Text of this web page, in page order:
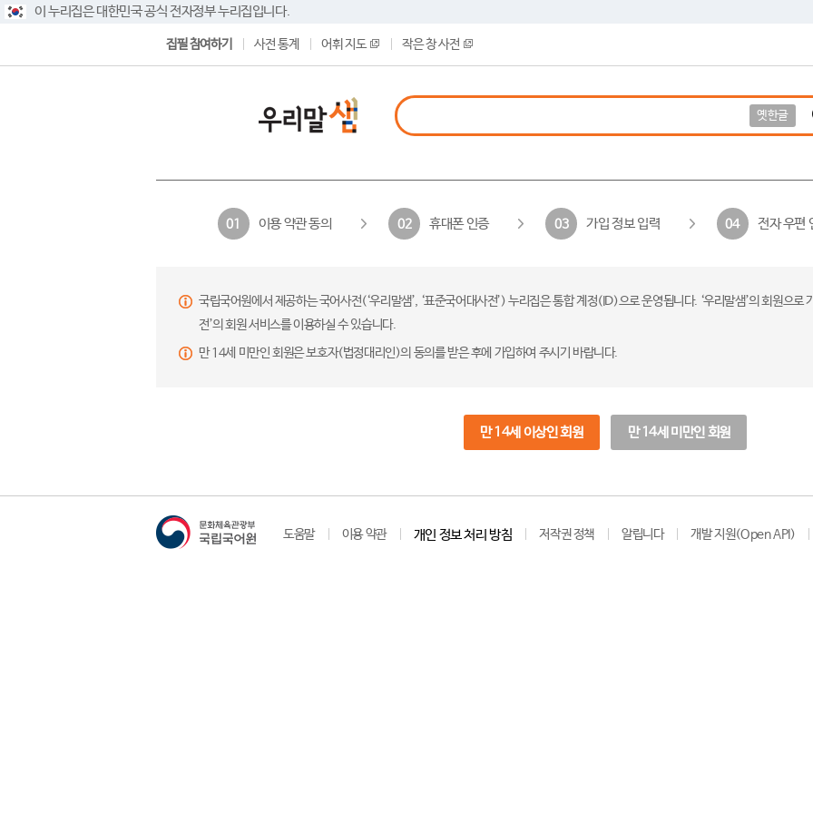
이 누리집은 대한민국 공식 전자정부 누리집입니다.
집필 참여하기 사전 통계 어휘 지도 작은 창 사전
옛한글
01 이용 약관 동의 02 휴대폰 인증 03 가입 정보 입력 04 전자 우편
국립국어원에서 제공하는 국어사전(‘우리말샘’, ‘표준국어대사전’) 누리집은 통합 계정(ID)으로 운영됩니다. ‘우리말샘’의 회원으
전’의 회원 서비스를 이용하실 수 있습니다.
만 14세 미만인 회원은 보호자(법정대리인)의 동의를 받은 후에 가입하여 주시기 바랍니다.
만 14세 이상인 회원 만 14세 미만인 회원
도움말 이용 약관 개인 정보 처리 방침 저작권 정책 알립니다 개발 지원(Open API)